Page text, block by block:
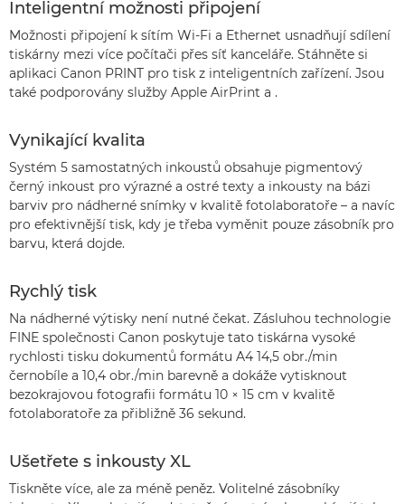
Inteligentní možnosti připojení
Možnosti připojení k sítím Wi-Fi a Ethernet usnadňují sdílení
tiskárny mezi více počítači přes síť kanceláře. Stáhněte si
aplikaci Canon PRINT pro tisk z inteligentních zařízení. Jsou
také podporovány služby Apple AirPrint a .
Vynikající kvalita
Systém 5 samostatných inkoustů obsahuje pigmentový
černý inkoust pro výrazné a ostré texty a inkousty na bázi
barviv pro nádherné snímky v kvalitě fotolaboratoře – a navíc
pro efektivnější tisk, kdy je třeba vyměnit pouze zásobník pro
barvu, která dojde.
Rychlý tisk
Na nádherné výtisky není nutné čekat. Zásluhou technologie
FINE společnosti Canon poskytuje tato tiskárna vysoké
rychlosti tisku dokumentů formátu A4 14,5 obr./min
černobíle a 10,4 obr./min barevně a dokáže vytisknout
bezokrajovou fotografii formátu 10 × 15 cm v kvalitě
fotolaboratoře za přibližně 36 sekund.
Ušetřete s inkousty XL
Tiskněte více, ale za méně peněz. Volitelné zásobníky